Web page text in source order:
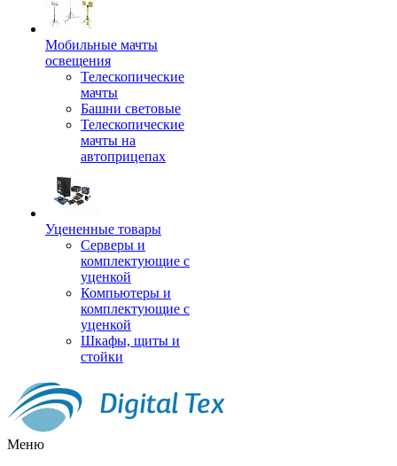
Мобильные мачты
освещения
Телескопические
мачты
Башни световые
Телескопические
мачты на
автоприцепах
Уцененные товары
Серверы и
комплектующие с
уценкой
Компьютеры и
комплектующие с
уценкой
Шкафы, щиты и
стойки
Меню